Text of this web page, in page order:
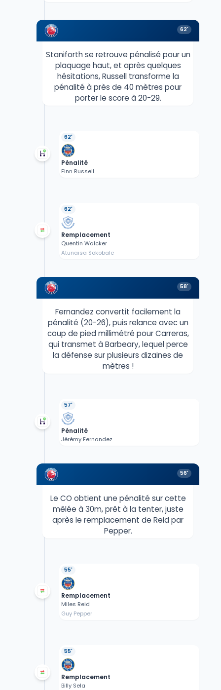
62'
Staniforth se retrouve pénalisé pour un
plaquage haut, et après quelques
hésitations, Russell transforme la
pénalité à près de 40 mètres pour
porter le score à 20-29.
62'
Pénalité
Finn Russell
62'
Remplacement
Quentin Walcker
Atunaisa Sokobale
58'
Fernandez convertit facilement la
pénalité (20-26), puis relance avec un
coup de pied millimétré pour Carreras,
qui transmet à Barbeary, lequel perce
la défense sur plusieurs dizaines de
mètres !
57'
Pénalité
Jérémy Fernandez
56'
Le CO obtient une pénalité sur cette
mêlée à 30m, prêt à la tenter, juste
après le remplacement de Reid par
Pepper.
55'
Remplacement
Miles Reid
Guy Pepper
55'
Remplacement
Billy Sela